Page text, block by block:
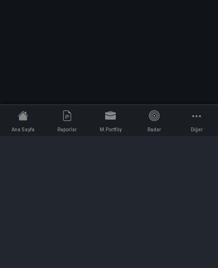
Ana Sayfa Raporlar M.Portföy Radar Diğer